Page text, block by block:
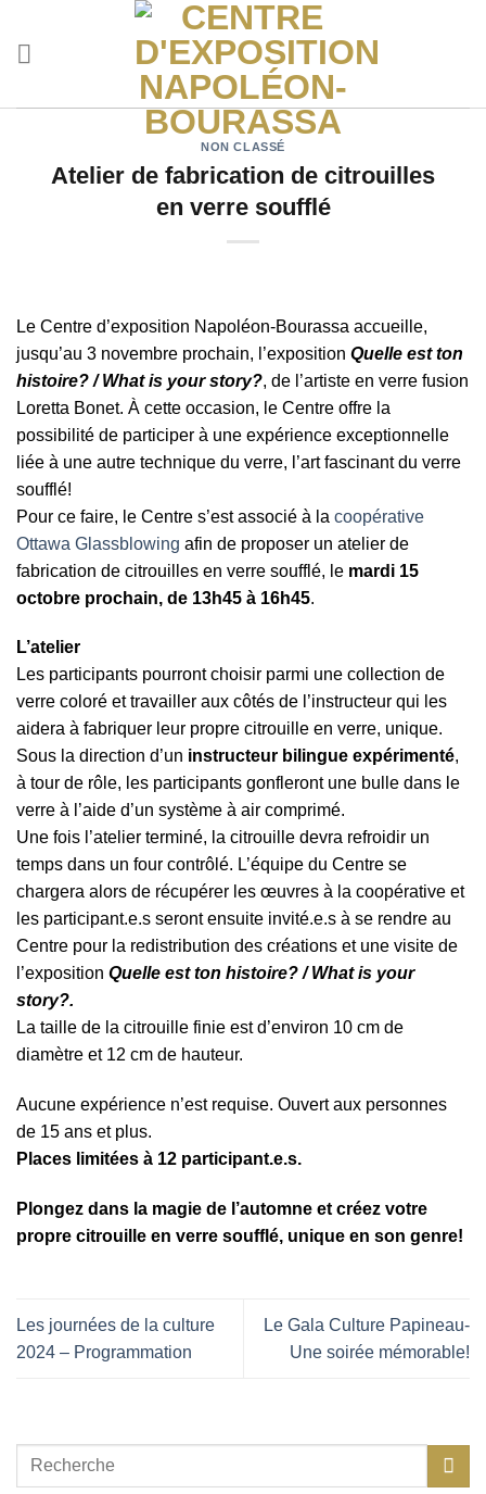
content
NON CLASSÉ
Atelier de fabrication de citrouilles
en verre soufflé
Le Centre d’exposition Napoléon-Bourassa accueille,
jusqu’au 3 novembre prochain, l’exposition Quelle est ton
histoire? / What is your story?, de l’artiste en verre fusion
Loretta Bonet. À cette occasion, le Centre offre la
possibilité de participer à une expérience exceptionnelle
liée à une autre technique du verre, l’art fascinant du verre
soufflé!
Pour ce faire, le Centre s’est associé à la coopérative
Ottawa Glassblowing afin de proposer un atelier de
fabrication de citrouilles en verre soufflé, le mardi 15
octobre prochain, de 13h45 à 16h45.
L’atelier
Les participants pourront choisir parmi une collection de
verre coloré et travailler aux côtés de l’instructeur qui les
aidera à fabriquer leur propre citrouille en verre, unique.
Sous la direction d’un instructeur bilingue expérimenté,
à tour de rôle, les participants gonfleront une bulle dans le
verre à l’aide d’un système à air comprimé.
Une fois l’atelier terminé, la citrouille devra refroidir un
temps dans un four contrôlé. L’équipe du Centre se
chargera alors de récupérer les œuvres à la coopérative et
les participant.e.s seront ensuite invité.e.s à se rendre au
Centre pour la redistribution des créations et une visite de
l’exposition Quelle est ton histoire? / What is your
story?.
La taille de la citrouille finie est d’environ 10 cm de
diamètre et 12 cm de hauteur.
Aucune expérience n’est requise. Ouvert aux personnes
de 15 ans et plus.
Places limitées à 12 participant.e.s.
Plongez dans la magie de l’automne et créez votre
propre citrouille en verre soufflé, unique en son genre!
Les journées de la culture
2024 – Programmation
Le Gala Culture Papineau-
Une soirée mémorable!